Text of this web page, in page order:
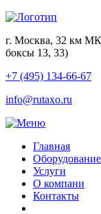
г. Москва, 32 км
боксы 13, 33)
+7 (495) 134-66-67
info@rutaxo.ru
Главная
Оборудование
Услуги
О компани
Контакты